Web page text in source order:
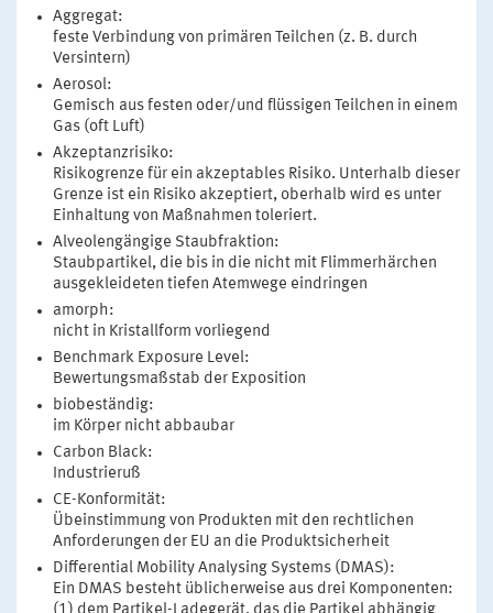
Aggregat:
feste Verbindung von primären Teilchen (z. B. durch
Versintern)
Aerosol:
Gemisch aus festen oder/und flüssigen Teilchen in einem
Gas (oft Luft)
Akzeptanzrisiko:
Risikogrenze für ein akzeptables Risiko. Unterhalb dieser
Grenze ist ein Risiko akzeptiert, oberhalb wird es unter
Einhaltung von Maßnahmen toleriert.
Alveolengängige Staubfraktion:
Staubpartikel, die bis in die nicht mit Flimmerhärchen
ausgekleideten tiefen Atemwege eindringen
amorph:
nicht in Kristallform vorliegend
Benchmark Exposure Level:
Bewertungsmaßstab der Exposition
biobeständig:
im Körper nicht abbaubar
Carbon Black:
Industrieruß
CE-Konformität:
Übeinstimmung von Produkten mit den rechtlichen
Anforderungen der EU an die Produktsicherheit
Differential Mobility Analysing Systems (DMAS):
Ein DMAS besteht üblicherweise aus drei Komponenten: